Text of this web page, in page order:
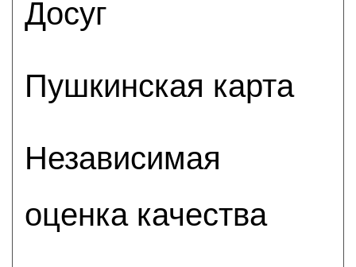
Досуг
Пушкинская карта
Независимая
оценка качества